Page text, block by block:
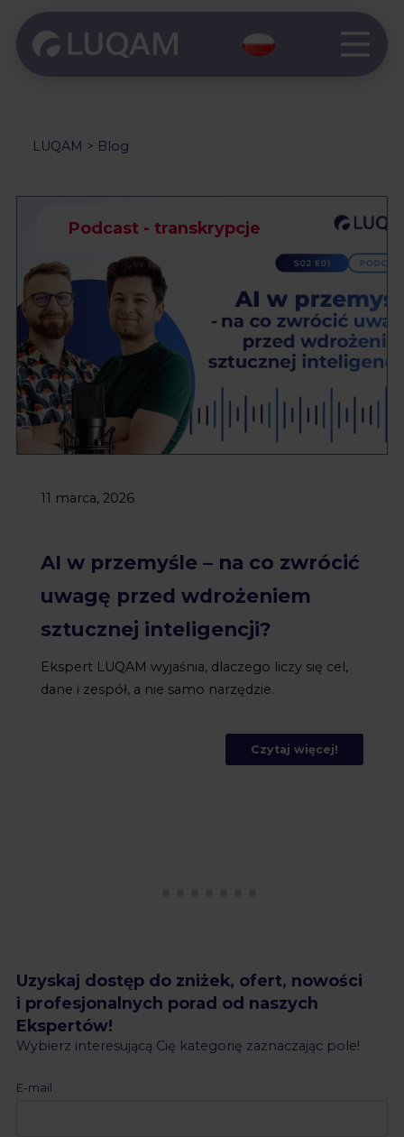
LUQAM > Blog
Podcast - transkrypcje
11 marca, 2026
AI w przemyśle – na co zwrócić
uwagę przed wdrożeniem
sztucznej inteligencji?
Ekspert LUQAM wyjaśnia, dlaczego liczy się cel,
dane i zespół, a nie samo narzędzie.
Czytaj więcej!
Uzyskaj dostęp do zniżek, ofert, nowości
i profesjonalnych porad od naszych
Ekspertów!
Wybierz interesującą Cię kategorię zaznaczając pole!
E-mail